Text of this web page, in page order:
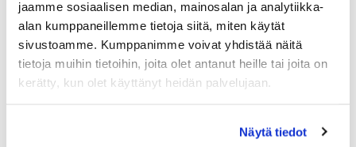
jaamme sosiaalisen median, mainosalan ja analytiikka-
alan kumppaneillemme tietoja siitä, miten käytät
sivustoamme. Kumppanimme voivat yhdistää näitä
tietoja muihin tietoihin, joita olet antanut heille tai joita on
kerätty, kun olet käyttänyt heidän palvelujaan.
Näytä tiedot
GANT HOME
Nauti Gantin ylellisyydestä ja paina illalla pää ihanasti